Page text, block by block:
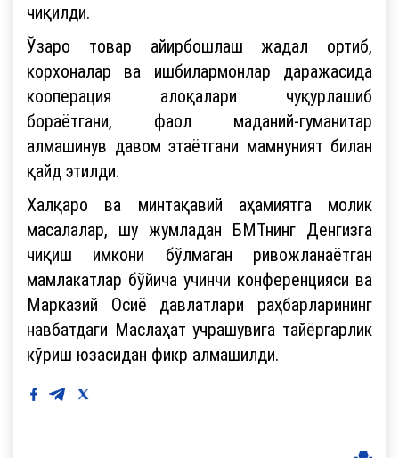
чиқилди.
Ўзаро товар айирбошлаш жадал ортиб,
корхоналар ва ишбилармонлар даражасида
кооперация алоқалари чуқурлашиб
бораётгани, фаол маданий-гуманитар
алмашинув давом этаётгани мамнуният билан
қайд этилди.
Халқаро ва минтақавий аҳамиятга молик
масалалар, шу жумладан БМТнинг Денгизга
чиқиш имкони бўлмаган ривожланаётган
мамлакатлар бўйича учинчи конференцияси ва
Марказий Осиё давлатлари раҳбарларининг
навбатдаги Маслаҳат учрашувига тайёргарлик
кўриш юзасидан фикр алмашилди.